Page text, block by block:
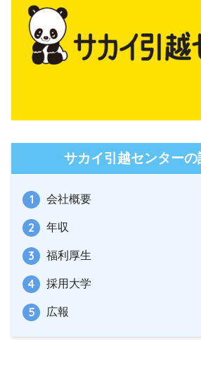
サカイ引越センターの
会社概要
年収
福利厚生
採用大学
広報